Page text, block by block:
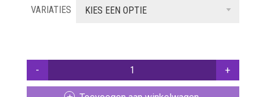
SETS
VARIATIES KIES EEN OPTIE
MAGIC
TRUFFELS